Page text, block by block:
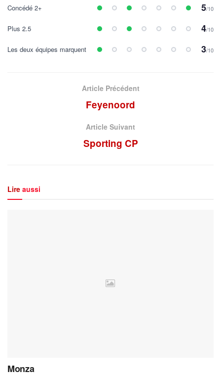
Concédé 2+ 5/10
Plus 2.5 4/10
Les deux équipes marquent 3/10
Article Précédent
Feyenoord
Article Suivant
Sporting CP
Lire aussi
Monza